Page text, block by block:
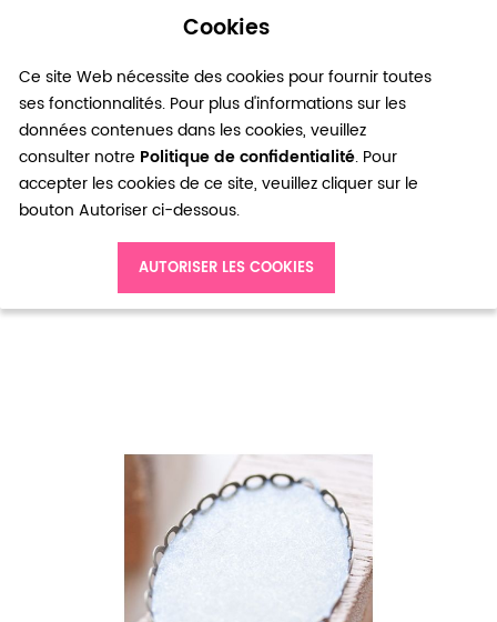
Cookies
Ce site Web nécessite des cookies pour fournir toutes
ses fonctionnalités. Pour plus d'informations sur les
données contenues dans les cookies, veuillez
consulter notre Politique de confidentialité. Pour
accepter les cookies de ce site, veuillez cliquer sur le
bouton Autoriser ci-dessous.
AUTORISER LES COOKIES
0
Pendentif Cadre de cabochon Ovale 41x31mm Cerclé Bronze vieilli x 2